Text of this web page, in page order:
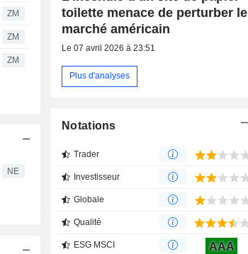
ZM
ZM
ZM
NE
toilette menace de perturber le
marché américain
Le 07 avril 2026 à 23:51
Plus d'analyses
Notations
Trader
Investisseur
Globale
Qualité
ESG MSCI AAA